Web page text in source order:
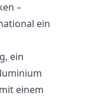
–
ein
ein
einem